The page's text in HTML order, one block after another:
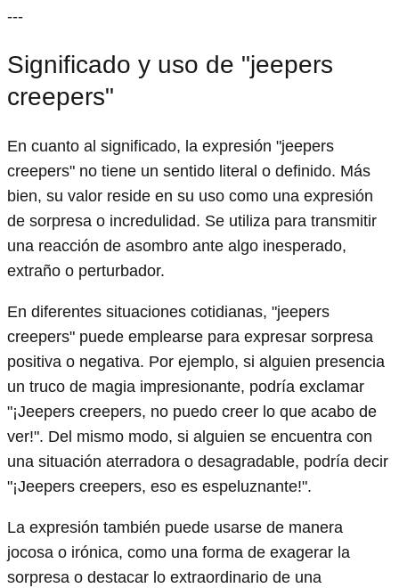
---
Significado y uso de "jeepers
creepers"
En cuanto al significado, la expresión "jeepers
creepers" no tiene un sentido literal o definido. Más
bien, su valor reside en su uso como una expresión
de sorpresa o incredulidad. Se utiliza para transmitir
una reacción de asombro ante algo inesperado,
extraño o perturbador.
En diferentes situaciones cotidianas, "jeepers
creepers" puede emplearse para expresar sorpresa
positiva o negativa. Por ejemplo, si alguien presencia
un truco de magia impresionante, podría exclamar
"¡Jeepers creepers, no puedo creer lo que acabo de
ver!". Del mismo modo, si alguien se encuentra con
una situación aterradora o desagradable, podría decir
"¡Jeepers creepers, eso es espeluznante!".
La expresión también puede usarse de manera
jocosa o irónica, como una forma de exagerar la
sorpresa o destacar lo extraordinario de una